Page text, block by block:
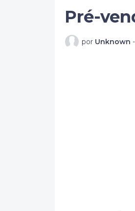
Pré-
por Unknown -